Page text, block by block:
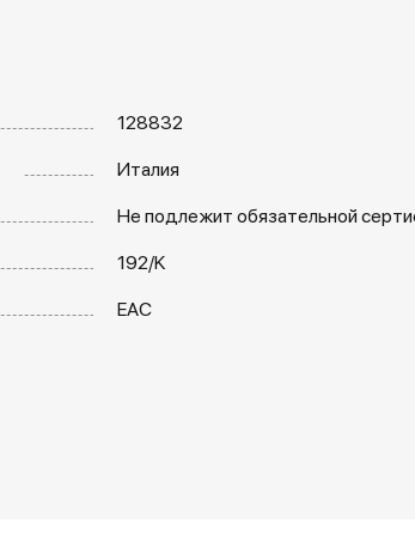
128832
Италия
Не подлежит обязательной
192/K
EAC